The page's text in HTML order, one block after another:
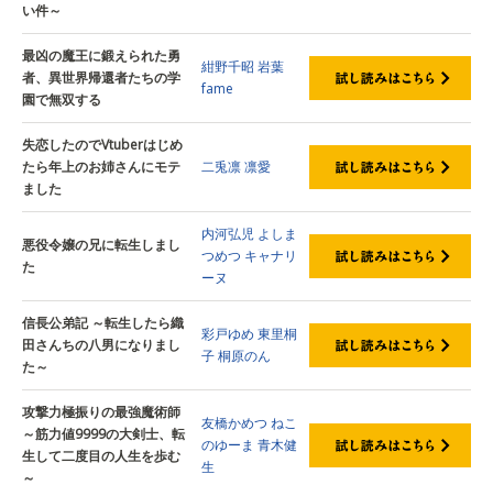
い件～
最凶の魔王に鍛えられた勇
者、異世界帰還者たちの学
園で無双する
紺野千昭 岩葉
fame
失恋したのでVtuberはじめ
たら年上のお姉さんにモテ
ました
二兎凛凛愛
悪役令嬢の兄に転生しまし
た
内河弘児 よしま
つめつ キャナリ
ーヌ
信長公弟記 ～転生したら織
田さんちの八男になりまし
た～
彩戸ゆめ 東里桐
子桐原のん
攻撃力極振りの最強魔術師
～筋力値9999の大剣士、転
生して二度目の人生を歩む
～
友橋かめつ ねこ
のゆーま 青木健
生